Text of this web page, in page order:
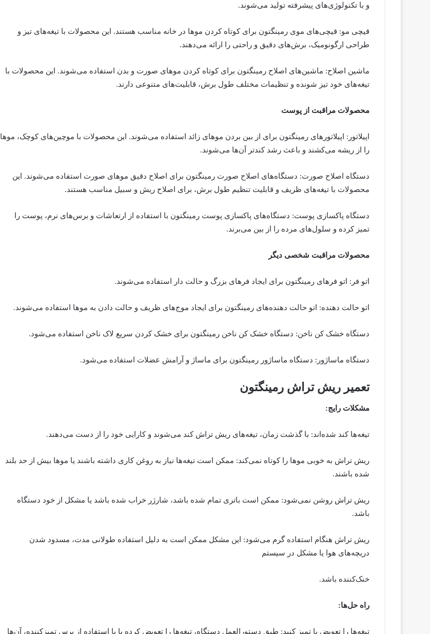
و با تکنولوژی‌های پیشرفته تولید می‌شوند.
قیچی مو: قیچی‌های موی رمینگتون برای کوتاه کردن موها در خانه مناسب هستند. این محصولات با تیغه‌های تیز و
طراحی ارگونومیک، برش‌های دقیق و راحتی را ارائه می‌دهند.
ماشین اصلاح: ماشین‌های اصلاح رمینگتون برای کوتاه کردن موهای صورت و بدن استفاده می‌شوند. این محصولات با
تیغه‌های خود تیز شونده و تنظیمات مختلف طول برش، قابلیت‌های متنوعی دارند.
محصولات مراقبت از پوست
اپیلاتور: اپیلاتورهای رمینگتون برای از بین بردن موهای زائد استفاده می‌شوند. این محصولات با موچین‌های کوچک، موها
را از ریشه می‌کشند و باعث رشد کندتر آن‌ها می‌شوند.
دستگاه اصلاح صورت: دستگاه‌های اصلاح صورت رمینگتون برای اصلاح دقیق موهای صورت استفاده می‌شوند. این
محصولات با تیغه‌های ظریف و قابلیت تنظیم طول برش، برای اصلاح ریش و سبیل مناسب هستند.
دستگاه پاکسازی پوست: دستگاه‌های پاکسازی پوست رمینگتون با استفاده از ارتعاشات و برس‌های نرم، پوست را
تمیز کرده و سلول‌های مرده را از بین می‌برند.
محصولات مراقبت شخصی دیگر
اتو فر: اتو فرهای رمینگتون برای ایجاد فرهای بزرگ و حالت دار استفاده می‌شوند.
اتو حالت دهنده: اتو حالت دهنده‌های رمینگتون برای ایجاد موج‌های ظریف و حالت دادن به موها استفاده می‌شوند.
دستگاه خشک کن ناخن: دستگاه خشک کن ناخن رمینگتون برای خشک کردن سریع لاک ناخن استفاده می‌شود.
دستگاه ماساژور: دستگاه ماساژور رمینگتون برای ماساژ و آرامش عضلات استفاده می‌شود.
تعمیر ریش تراش رمینگتون
مشکلات رایج:
تیغه‌ها کند شده‌اند: با گذشت زمان، تیغه‌های ریش تراش کند می‌شوند و کارایی خود را از دست می‌دهند.
ریش تراش به خوبی موها را کوتاه نمی‌کند: ممکن است تیغه‌ها نیاز به روغن کاری داشته باشند یا موها بیش از حد بلند
شده باشند.
ریش تراش روشن نمی‌شود: ممکن است باتری تمام شده باشد، شارژر خراب شده باشد یا مشکل از خود دستگاه
باشد.
ریش تراش هنگام استفاده گرم می‌شود: این مشکل ممکن است به دلیل استفاده طولانی مدت، مسدود شدن
دریچه‌های هوا یا مشکل در سیستم
خنک‌کننده باشد.
راه حل‌ها:
تیغه‌ها را تعویض یا تمیز کنید: طبق دستورالعمل دستگاه، تیغه‌ها را تعویض کرده یا با استفاده از برس تمیزکننده، آن‌ها